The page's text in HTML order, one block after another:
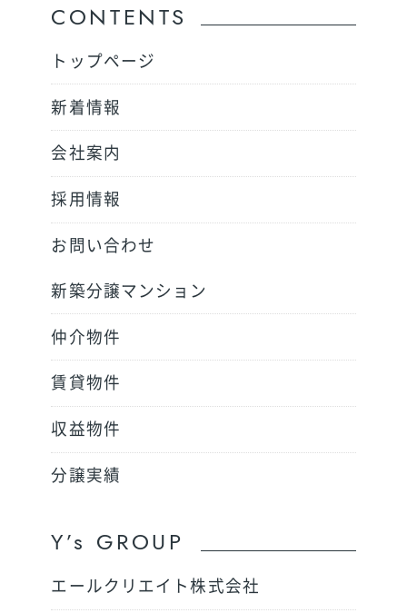
CONTENTS
トップページ
新着情報
会社案内
採用情報
お問い合わせ
新築分譲マンション
仲介物件
賃貸物件
収益物件
分譲実績
Y’s GROUP
エールクリエイト株式会社